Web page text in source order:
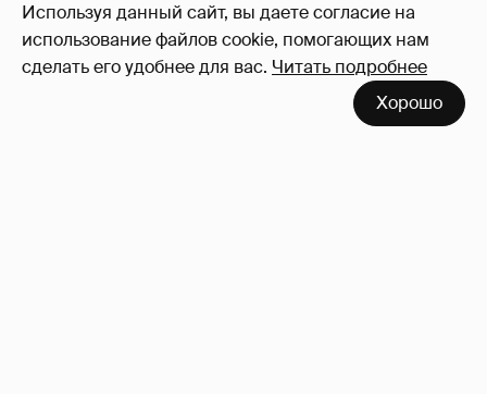
Используя данный сайт, вы даете согласие на
использование файлов cookie, помогающих нам
сделать его удобнее для вас. Читать подробнее
Хорошо